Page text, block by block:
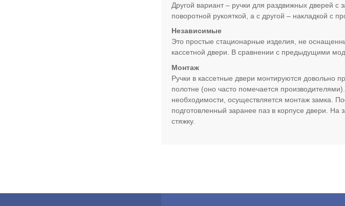
Другой вариант – ручки для раздвижных дверей
поворотной рукояткой, а с другой – накладкой с
Независимые
Это простые стационарные изделия, не
кассетной двери. В сравнении с предыдущими
Монтаж
Ручки в кассетные двери монтируются довольно
полотне (оно часто помечается
необходимости, осуществляется монтаж замка.
подготовленный заранее паз в корпусе двери. На
стяжку.